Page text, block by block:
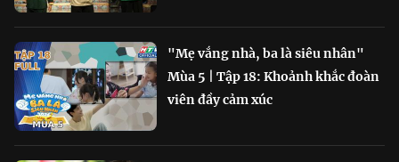
"Mẹ vắng nhà, ba là siêu nhân"
Mùa 5 | Tập 18: Khoảnh khắc đoàn
viên đầy cảm xúc